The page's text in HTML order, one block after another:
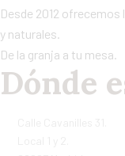
Desde 2012
y naturales.
De la granja a tu mesa.
Dónde